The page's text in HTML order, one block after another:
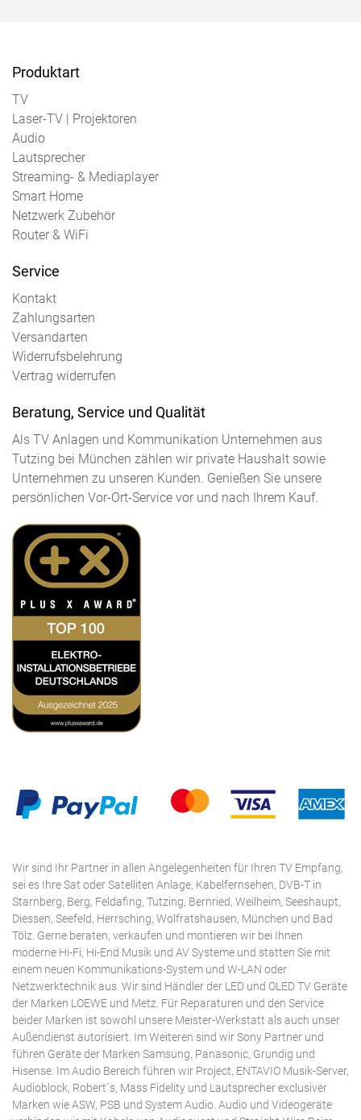
Produktart
TV
Laser-TV | Projektoren
Audio
Lautsprecher
Streaming- & Mediaplayer
Smart Home
Netzwerk Zubehör
Router & WiFi
Service
Kontakt
Zahlungsarten
Versandarten
Widerrufsbelehrung
Vertrag widerrufen
Beratung, Service und Qualität
Als TV Anlagen und Kommunikation Unternehmen aus
Tutzing bei München zählen wir private Haushalt sowie
Unternehmen zu unseren Kunden. Genießen Sie unsere
persönlichen Vor-Ort-Service vor und nach Ihrem Kauf.
Wir sind Ihr Partner in allen Angelegenheiten für Ihren TV Empfang,
sei es Ihre Sat oder Satelliten Anlage, Kabelfernsehen, DVB-T in
Starnberg, Berg, Feldafing, Tutzing, Bernried, Weilheim, Seeshaupt,
Diessen, Seefeld, Herrsching, Wolfratshausen, München und Bad
Tölz. Gerne beraten, verkaufen und montieren wir bei Ihnen
moderne Hi-Fi, Hi-End Musik und AV Systeme und statten Sie mit
einem neuen Kommunikations-System und W-LAN oder
Netzwerktechnik aus. Wir sind Händler der LED und OLED TV Geräte
der Marken LOEWE und Metz. Für Reparaturen und den Service
beider Marken ist sowohl unsere Meister-Werkstatt als auch unser
Außendienst autorisiert. Im Weiteren sind wir Sony Partner und
führen Geräte der Marken Samsung, Panasonic, Grundig und
Hisense. Im Audio Bereich führen wir Project, ENTAVIO Musik-Server,
Audioblock, Robert´s, Mass Fidelity und Lautsprecher exclusiver
Marken wie ASW, PSB und System Audio. Audio und Videogeräte